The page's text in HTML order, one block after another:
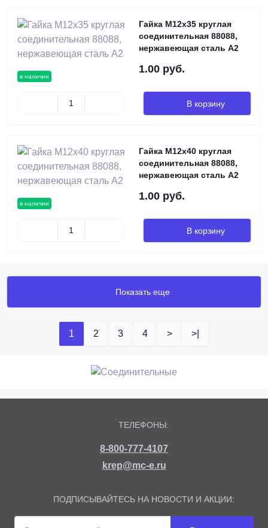
в наличии
Гайка М12х35 круглая
соединительная 88088,
нержавеющая сталь А2
1.00 руб.
В корзину
в наличии
Гайка М12х40 круглая
соединительная 88088,
нержавеющая сталь А2
1.00 руб.
В корзину
Показать еще
1 2 3 4 > >|
ТЕЛЕФОНЫ:
8-800-777-4107
krep@mc-e.ru
ПОДПИСЫВАЙТЕСЬ НА НОВОСТИ И АКЦИИ: